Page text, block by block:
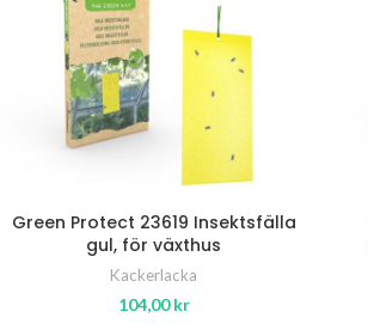
Green Protect 23619 Insektsfälla
gul, för växthus
Kackerlacka
104,00kr